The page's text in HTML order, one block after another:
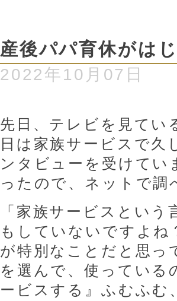
産後パパ育休がは
2022年10月07日
先日、テレビを見てい
日は家族サービスで
ンタビューを受けてい
ったので、ネットで
「家族サービスとい
もしていないですよ
が特別なことだと思っ
を選んで、使っている
ービスする』ふむふむ